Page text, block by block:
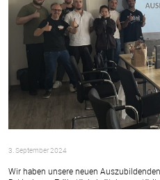
3. September 2024
Wir haben unsere neuen